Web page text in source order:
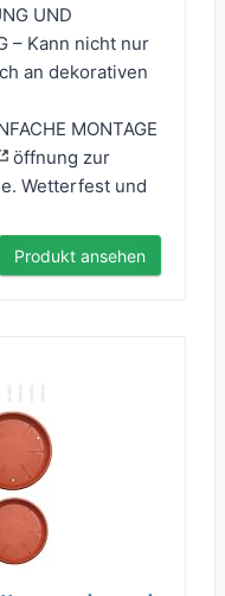
UND
– Kann nicht nur
an dekorativen
MONTAGE
öffnung zur
Wetterfest und
Produkt ansehen